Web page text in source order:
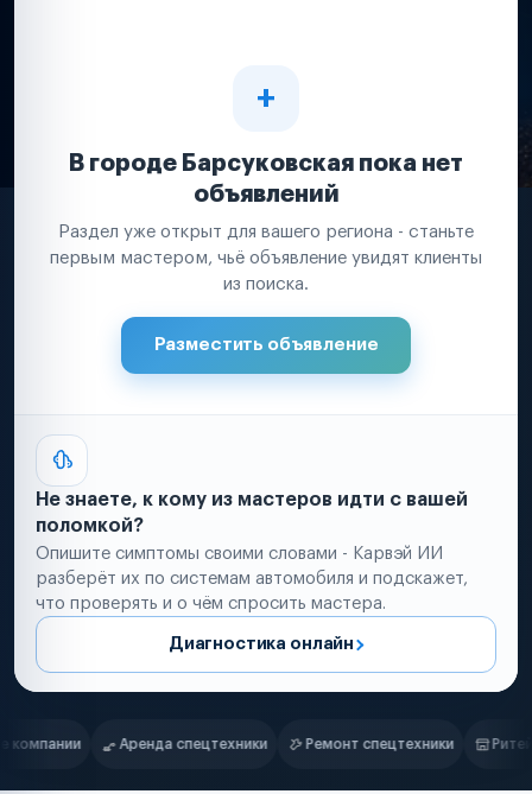
В городе Барсуковская пока нет
объявлений
Раздел уже открыт для вашего региона - станьте
первым мастером, чьё объявление увидят клиенты
из поиска.
Разместить объявление
Не знаете, к кому из мастеров идти с вашей
поломкой?
Опишите симптомы своими словами - Карвэй ИИ
разберёт их по системам автомобиля и подскажет,
что проверять и о чём спросить мастера.
Диагностика онлайн
Нам доверяют
Ремонт спецтехники Ритейл-сети Управляющие
Маркетплейсы